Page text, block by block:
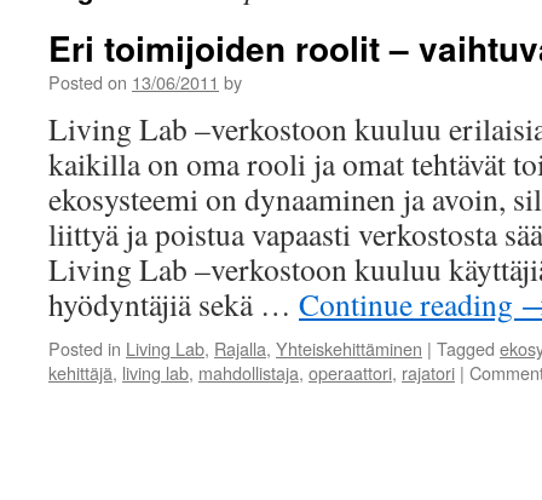
Eri toimijoiden roolit –
Posted on 13/06/2011 by
Living Lab –verkostoon kuuluu
kaikilla on oma rooli ja omat tehtävät
ekosysteemi on dynaaminen ja avoin,
liittyä ja poistua vapaasti verkostosta
Living Lab –verkostoon kuuluu
hyödyntäjiä sekä … Continue reading
Posted in Living Lab, Rajalla, Yhteiskehittäminen | Tagged
kehittäjä, living lab, mahdollistaja, operaattori, rajatori |